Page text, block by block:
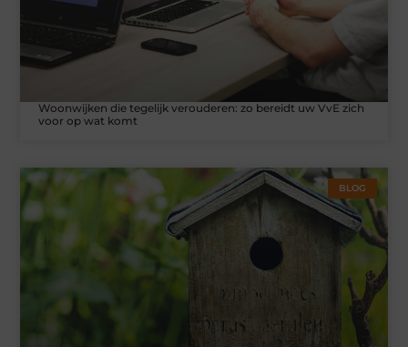
Woonwijken die tegelijk verouderen: zo bereidt uw VvE zich
voor op wat komt
BLOG